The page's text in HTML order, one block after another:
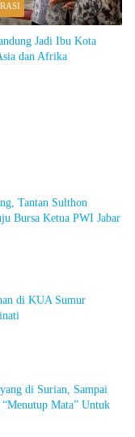
Jadi Ibu Kota
dan Afrika
Tantan Sulthon
Bursa Ketua PWI Jabar
di KUA Sumur
di Surian, Sampai
Mata” Untuk